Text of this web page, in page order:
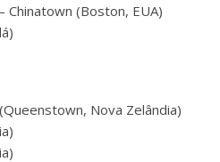
(Boston, EUA)
Nova Zelândia)